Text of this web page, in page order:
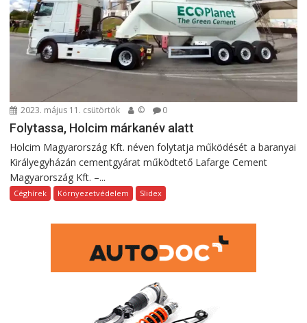
2023. május 11. csütörtök © 0
Folytassa, Holcim márkanév alatt
Holcim Magyarország Kft. néven folytatja működését a baranyai
Királyegyházán cementgyárat működtető Lafarge Cement
Magyarország Kft. –...
Céghírek Környezetvédelem Slidex